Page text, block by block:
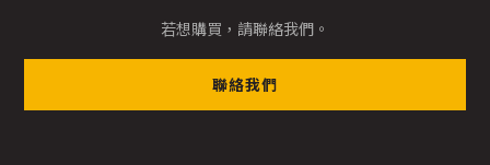
若想購買，請聯絡我們。
聯絡我們